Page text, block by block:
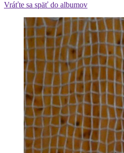
Vráťte sa späť do albumov